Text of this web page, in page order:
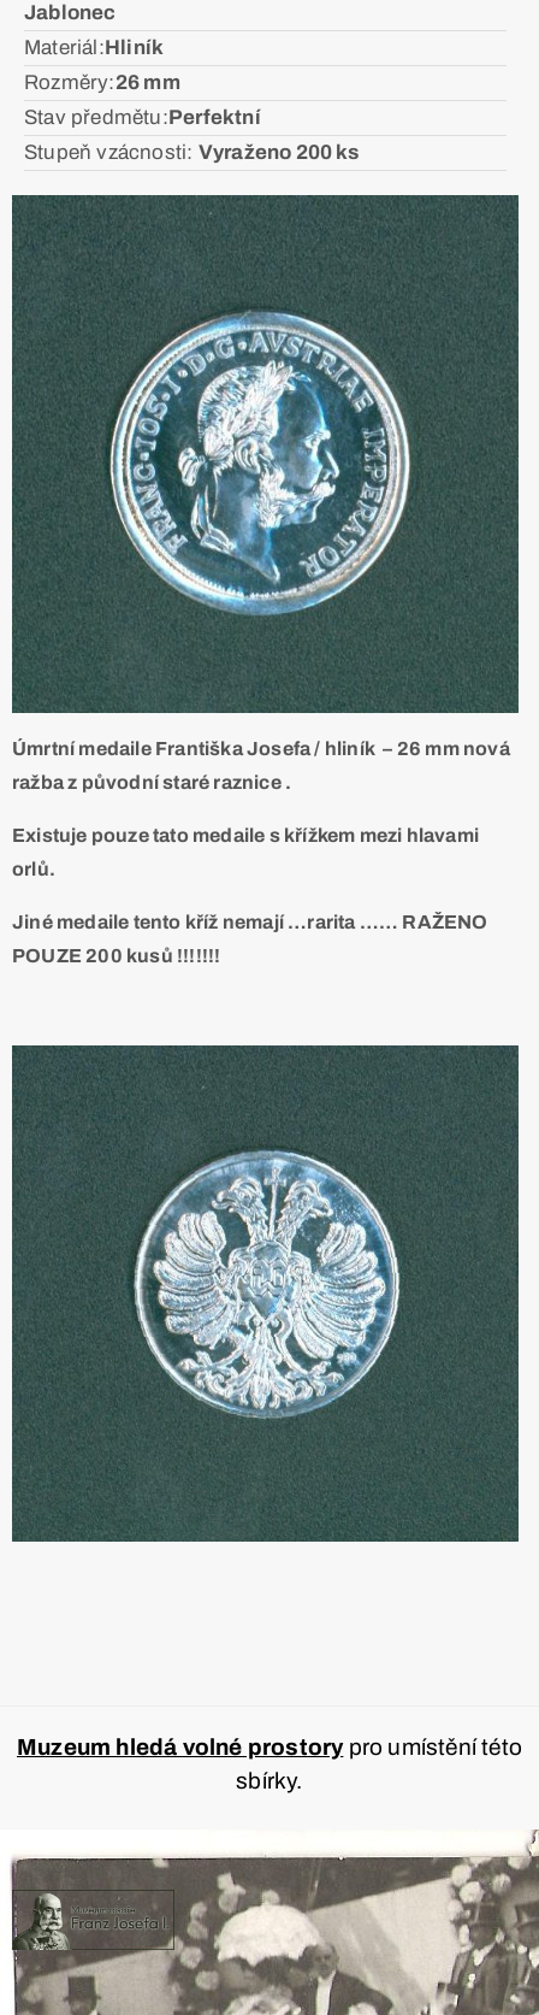
Jablonec
Materiál:ㅤHliník
Rozměry:ㅤ26 mm
Stav předmětu:ㅤPerfektní
Stupeň vzácnosti: ㅤ Vyraženo 200 ks
Úmrtní medaile Františka Josefa / hliník – 26 mm nová
ražba z původní staré raznice .
Existuje pouze tato medaile s křížkem mezi hlavami
orlů.
Jiné medaile tento kříž nemají …rarita …… RAŽENO
POUZE 200 kusů !!!!!!!
Muzeum hledá volné prostorypro umístění této
sbírky.